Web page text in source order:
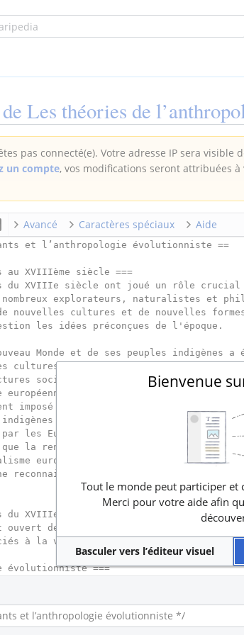
Les théories de
pas connecté(e). Votre adresse IP sera
un compte, vos modifications seront attribuées
Avancé Caractères spéciaux Aide
Bienvenue
Tout le monde peut participer et
Merci pour votre aide afin
Basculer vers l’éditeur visuel